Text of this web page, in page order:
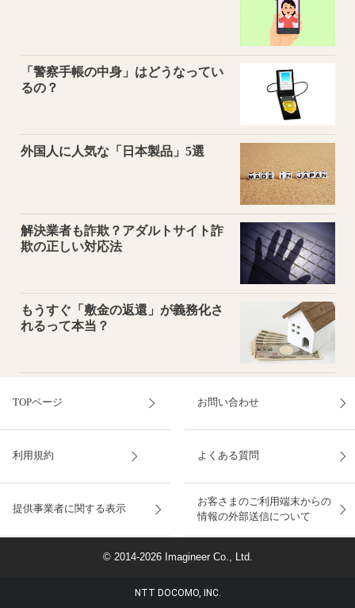
「警察手帳の中身」はどうなってい
るの？
外国人に人気な「日本製品」5選
解決業者も詐欺？アダルトサイト詐
欺の正しい対応法
もうすぐ「敷金の返還」が義務化さ
れるって本当？
TOPページ お問い合わせ
利用規約 よくある質問
提供事業者に関する表示
お客さまのご利用端末からの
情報の外部送信について
© 2014-2026 Imagineer Co., Ltd.
NTT DOCOMO, INC.